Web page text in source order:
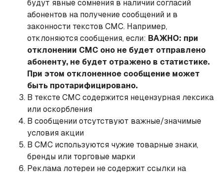
будут явные сомнения в наличии согласий
абонентов на получение сообщений и в
законности текстов СМС. Например,
отклоняются сообщения, если: ВАЖНО: при
отклонении СМС оно не будет отправлено
абоненту, не будет отражено в статистике.
При этом отклоненное сообщение может
быть протарифицировано.
В тексте СМС содержится нецензурная лексика
или оскорбления
В сообщении отсутствуют важные/значимые
условия акции
В СМС используются чужие товарные знаки,
бренды или торговые марки
Реклама лотереи не содержит ссылки на